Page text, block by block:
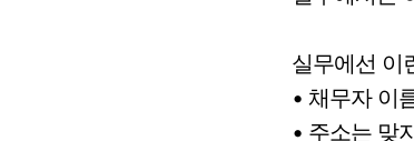
실무에선 이
• 채무자 이
• 주소는 맞